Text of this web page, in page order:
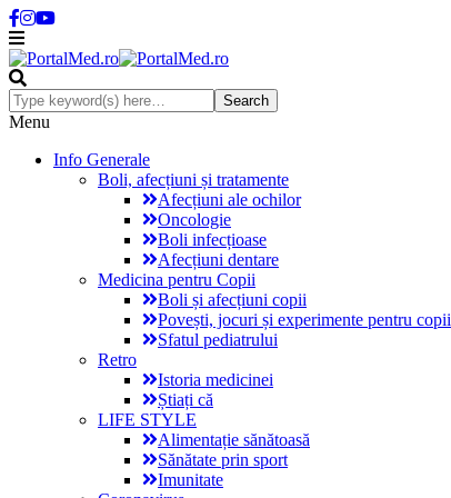
Menu
Info Generale
Boli, afecțiuni și tratamente
Afecțiuni ale ochilor
Oncologie
Boli infecțioase
Afecțiuni dentare
Medicina pentru Copii
Boli și afecțiuni copii
Povești, jocuri și experimente pentru copii
Sfatul pediatrului
Retro
Istoria medicinei
Știați că
LIFE STYLE
Alimentație sănătoasă
Sănătate prin sport
Imunitate